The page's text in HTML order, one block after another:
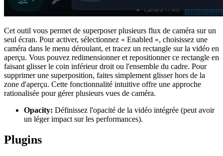
Cet outil vous permet de superposer plusieurs flux de caméra sur un
seul écran. Pour activer, sélectionnez « Enabled », choisissez une
caméra dans le menu déroulant, et tracez un rectangle sur la vidéo en
aperçu. Vous pouvez redimensionner et repositionner ce rectangle en
faisant glisser le coin inférieur droit ou l'ensemble du cadre. Pour
supprimer une superposition, faites simplement glisser hors de la
zone d'aperçu. Cette fonctionnalité intuitive offre une approche
rationalisée pour gérer plusieurs vues de caméra.
Opacity: Définissez l'opacité de la vidéo intégrée (peut avoir
un léger impact sur les performances).
Plugins